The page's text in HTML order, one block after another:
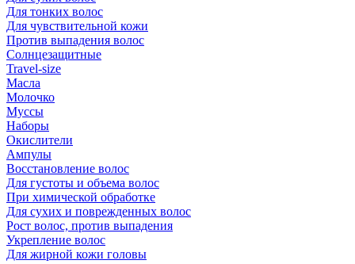
Для тонких волос
Для чувствительной кожи
Против выпадения волос
Солнцезащитные
Travel-size
Масла
Молочко
Муссы
Наборы
Окислители
Ампулы
Восстановление волос
Для густоты и объема волос
При химической обработке
Для сухих и поврежденных волос
Рост волос, против выпадения
Укрепление волос
Для жирной кожи головы